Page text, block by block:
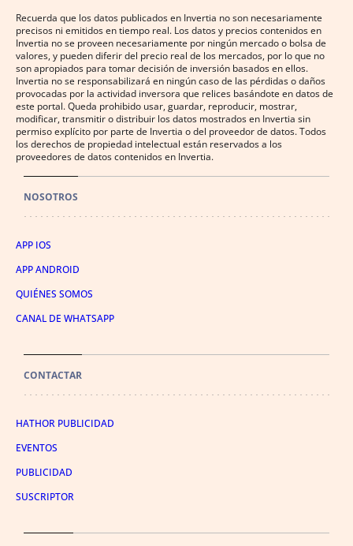
Recuerda que los datos publicados en Invertia no son necesariamente
precisos ni emitidos en tiempo real. Los datos y precios contenidos en
Invertia no se proveen necesariamente por ningún mercado o bolsa de
valores, y pueden diferir del precio real de los mercados, por lo que no
son apropiados para tomar decisión de inversión basados en ellos.
Invertia no se responsabilizará en ningún caso de las pérdidas o daños
provocadas por la actividad inversora que relices basándote en datos de
este portal. Queda prohibido usar, guardar, reproducir, mostrar,
modificar, transmitir o distribuir los datos mostrados en Invertia sin
permiso explícito por parte de Invertia o del proveedor de datos. Todos
los derechos de propiedad intelectual están reservados a los
proveedores de datos contenidos en Invertia.
NOSOTROS
APP IOS
APP ANDROID
QUIÉNES SOMOS
CANAL DE WHATSAPP
CONTACTAR
HATHOR PUBLICIDAD
EVENTOS
PUBLICIDAD
SUSCRIPTOR